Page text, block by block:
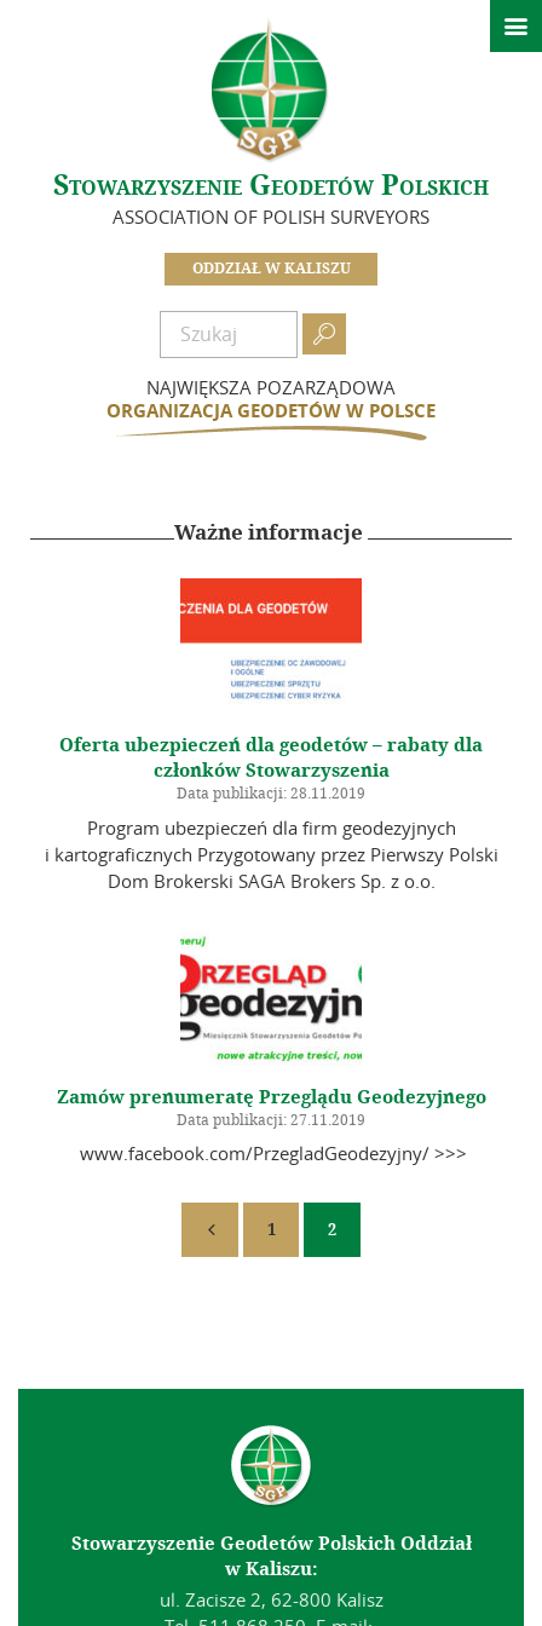
Stowarzyszenie Geodetów Polskich
ASSOCIATION OF POLISH SURVEYORS
ODDZIAŁ W KALISZU

NAJWIĘKSZA POZARZĄDOWA
ORGANIZACJA GEODETÓW W POLSCE

Strona główna
Ważne informacje
O nas
Idea i cele
Zarząd – Oddział SGP w Kaliszu
Koła SGP Oddziału Kaliskiego
Zasłużeni dla Oddziału
Zostań członkiem
Informacje – Oddział w Kaliszu
Kalendarz wydarzeń
Szkolenia
Zarząd Główny
Linki
Kontakt
Ważne informacje
Oferta ubezpieczeń dla geodetów – rabaty dla
członków Stowarzyszenia
Data publikacji: 28.11.2019
Program ubezpieczeń dla firm geodezyjnych
i kartograficznych Przygotowany przez Pierwszy Polski
Dom Brokerski SAGA Brokers Sp. z o.o.
Zamów prenumeratę Przeglądu Geodezyjnego
Data publikacji: 27.11.2019
www.facebook.com/PrzegladGeodezyjny/ >>>
 1 2
Stowarzyszenie Geodetów Polskich Oddział
w Kaliszu:
ul. Zacisze 2, 62-800 Kalisz